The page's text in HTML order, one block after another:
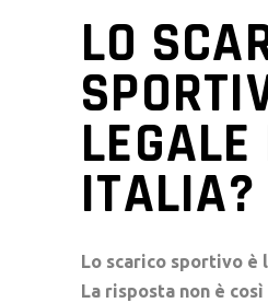
LO
LEGALE
ITALIA?
Lo scarico sportivo è
La risposta non è